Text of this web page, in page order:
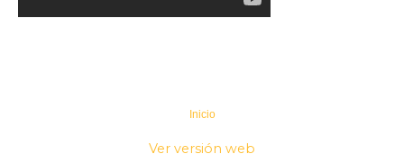
Inicio
Ver versión web